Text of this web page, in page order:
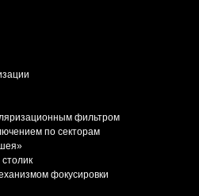
фильтром
по секторам
фокусировки